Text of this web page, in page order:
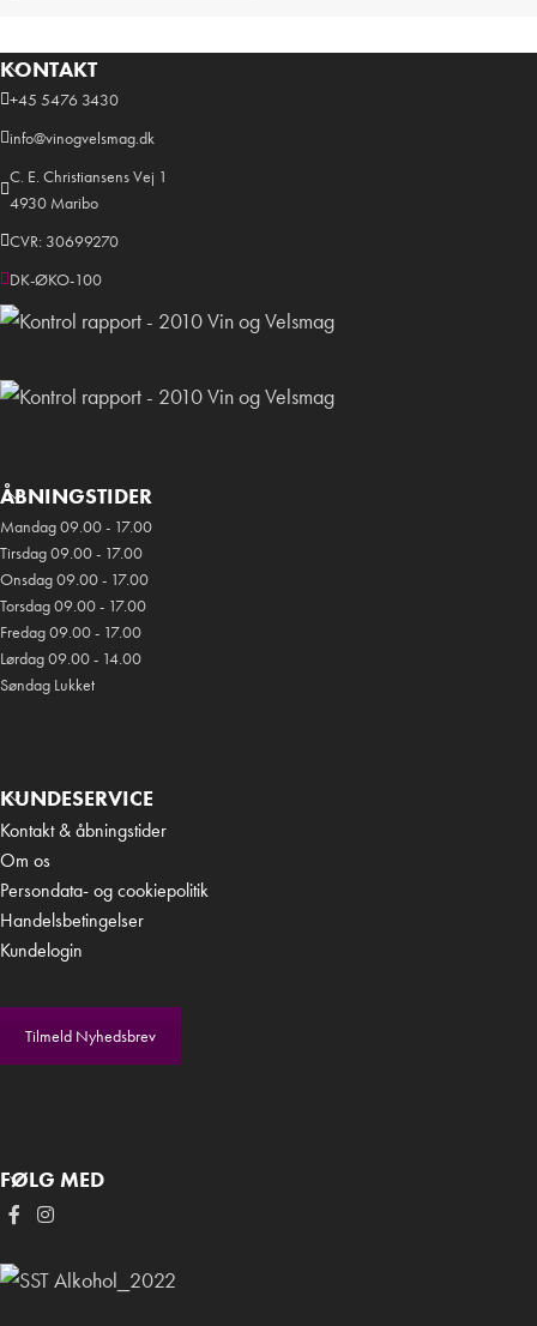
KONTAKT
+45 5476 3430
info@vinogvelsmag.dk
C. E. Christiansens Vej 1
4930 Maribo
CVR: 30699270
DK-ØKO-100
ÅBNINGSTIDER
Mandag 09.00 - 17.00
Tirsdag 09.00 - 17.00
Onsdag 09.00 - 17.00
Torsdag 09.00 - 17.00
Fredag 09.00 - 17.00
Lørdag 09.00 - 14.00
Søndag Lukket
KUNDESERVICE
Kontakt & åbningstider
Om os
Persondata- og cookiepolitik
Handelsbetingelser
Kundelogin
Tilmeld Nyhedsbrev
FØLG MED